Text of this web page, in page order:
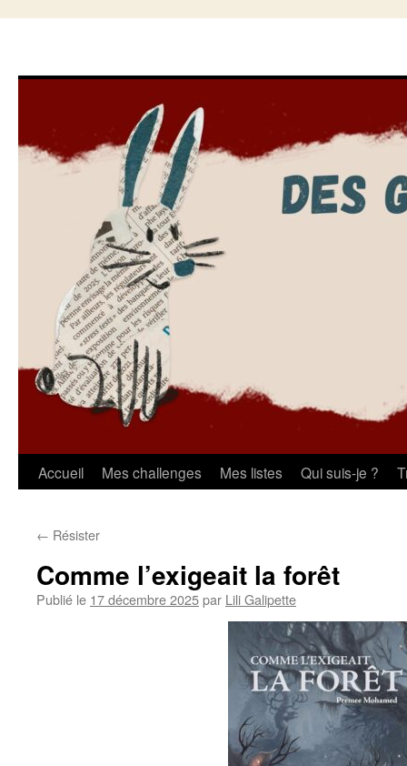
Aller
contenu
Accueil Mes challenges Mes listes Qui suis-je ?
← Résister
Comme l’exigeait la forêt
Publié le 17 décembre 2025par Lili Galipette